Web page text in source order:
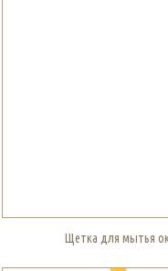
Щетка для мытья